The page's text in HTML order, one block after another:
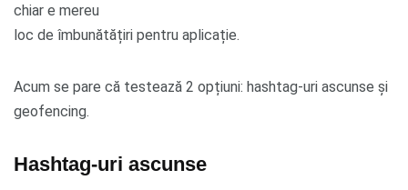
chiar e mereu
loc de îmbunătățiri pentru aplicație.
Acum se pare că testează 2 opțiuni: hashtag-uri ascunse și
geofencing.
Hashtag-uri ascunse